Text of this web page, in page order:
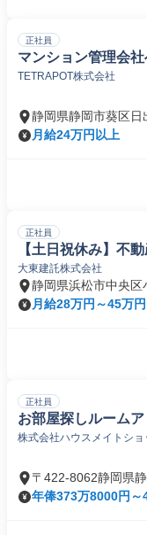
正社員
マンション管理会
TETRAPOT株式会社
静岡県静岡市葵区日
月給24万円以上
正社員
【土日祝休み】不
大東建託株式会社
静岡県浜松市中央区
月給28万円～45万円
正社員
お部屋探しルーム
株式会社ハウスメイトショ
〒422-8062静岡県
年俸373万8000円～